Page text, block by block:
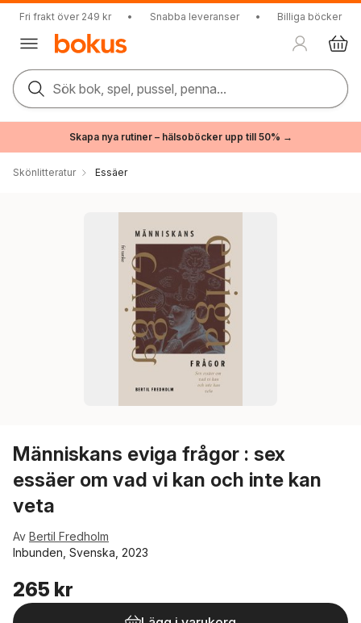
Fri frakt över 249 kr • Snabba leveranser • Billiga böcker
Sök bok, spel, pussel, penna...
Skapa nya rutiner – hälsoböcker upp till 50% →
Skönlitteratur Essäer
Människans eviga frågor : sex
essäer om vad vi kan och inte kan
veta
Av Bertil Fredholm
Inbunden, Svenska, 2023
265 kr